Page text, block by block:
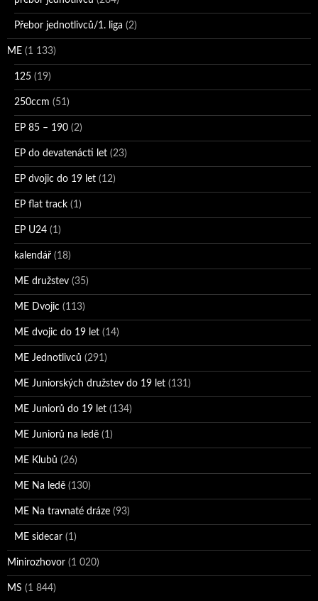
Přebor jednotlivců/1. liga (2)
ME (1 133)
125 (19)
250ccm (51)
EP 85 – 190 (2)
EP do devatenácti let (23)
EP dvojic do 19 let (12)
EP flat track (1)
EP U24 (1)
kalendář (18)
ME družstev (35)
ME Dvojic (113)
ME dvojic do 19 let (14)
ME Jednotlivců (291)
ME Juniorských družstev do 19 let (131)
ME Juniorů do 19 let (134)
ME Juniorů na ledě (1)
ME Klubů (26)
ME Na ledě (130)
ME Na travnaté dráze (93)
ME sidecar (1)
Minirozhovor (1 020)
MS (1 844)